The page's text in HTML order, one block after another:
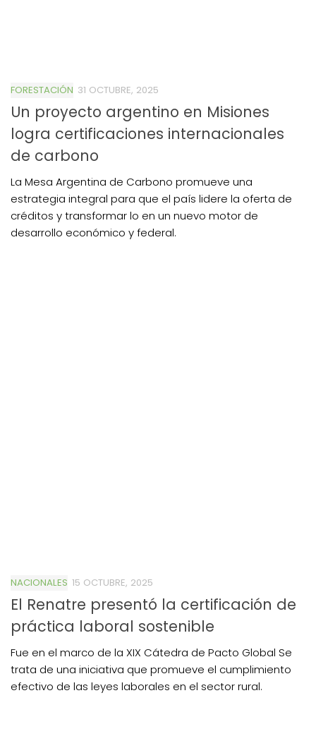
FORESTACIÓN 31 OCTUBRE, 2025
Un proyecto argentino en Misiones
logra certificaciones internacionales
de carbono
La Mesa Argentina de Carbono promueve una
estrategia integral para que el país lidere la oferta de
créditos y transformar lo en un nuevo motor de
desarrollo económico y federal.
NACIONALES 15 OCTUBRE, 2025
El Renatre presentó la certificación de
práctica laboral sostenible
Fue en el marco de la XIX Cátedra de Pacto Global Se
trata de una iniciativa que promueve el cumplimiento
efectivo de las leyes laborales en el sector rural.